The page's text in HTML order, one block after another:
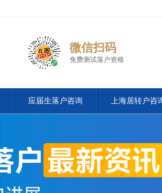
微信扫码
免费测试落户资格
应届生落户咨询 上海居转户咨